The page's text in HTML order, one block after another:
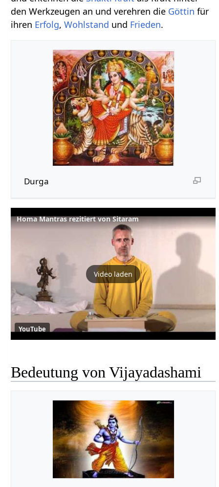
den Werkzeugen an und verehren die Göttin für
ihren Erfolg,Wohlstand und Frieden.
Durga
Homa Mantras rezitiert von Sitaram
Video laden
YouTube
Bedeutung von Vijayadashami